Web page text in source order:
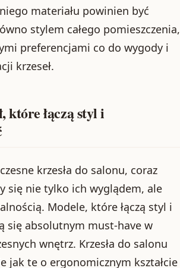
materiału powinien być
stylem całego pomieszczenia,
preferencjami co do wygody i
krzeseł.
które łączą styl i
krzesła do salonu, coraz
się nie tylko ich wyglądem, ale
Modele, które łączą styl i
się absolutnym must-have w
wnętrz. Krzesła do salonu
jak te o ergonomicznym kształcie